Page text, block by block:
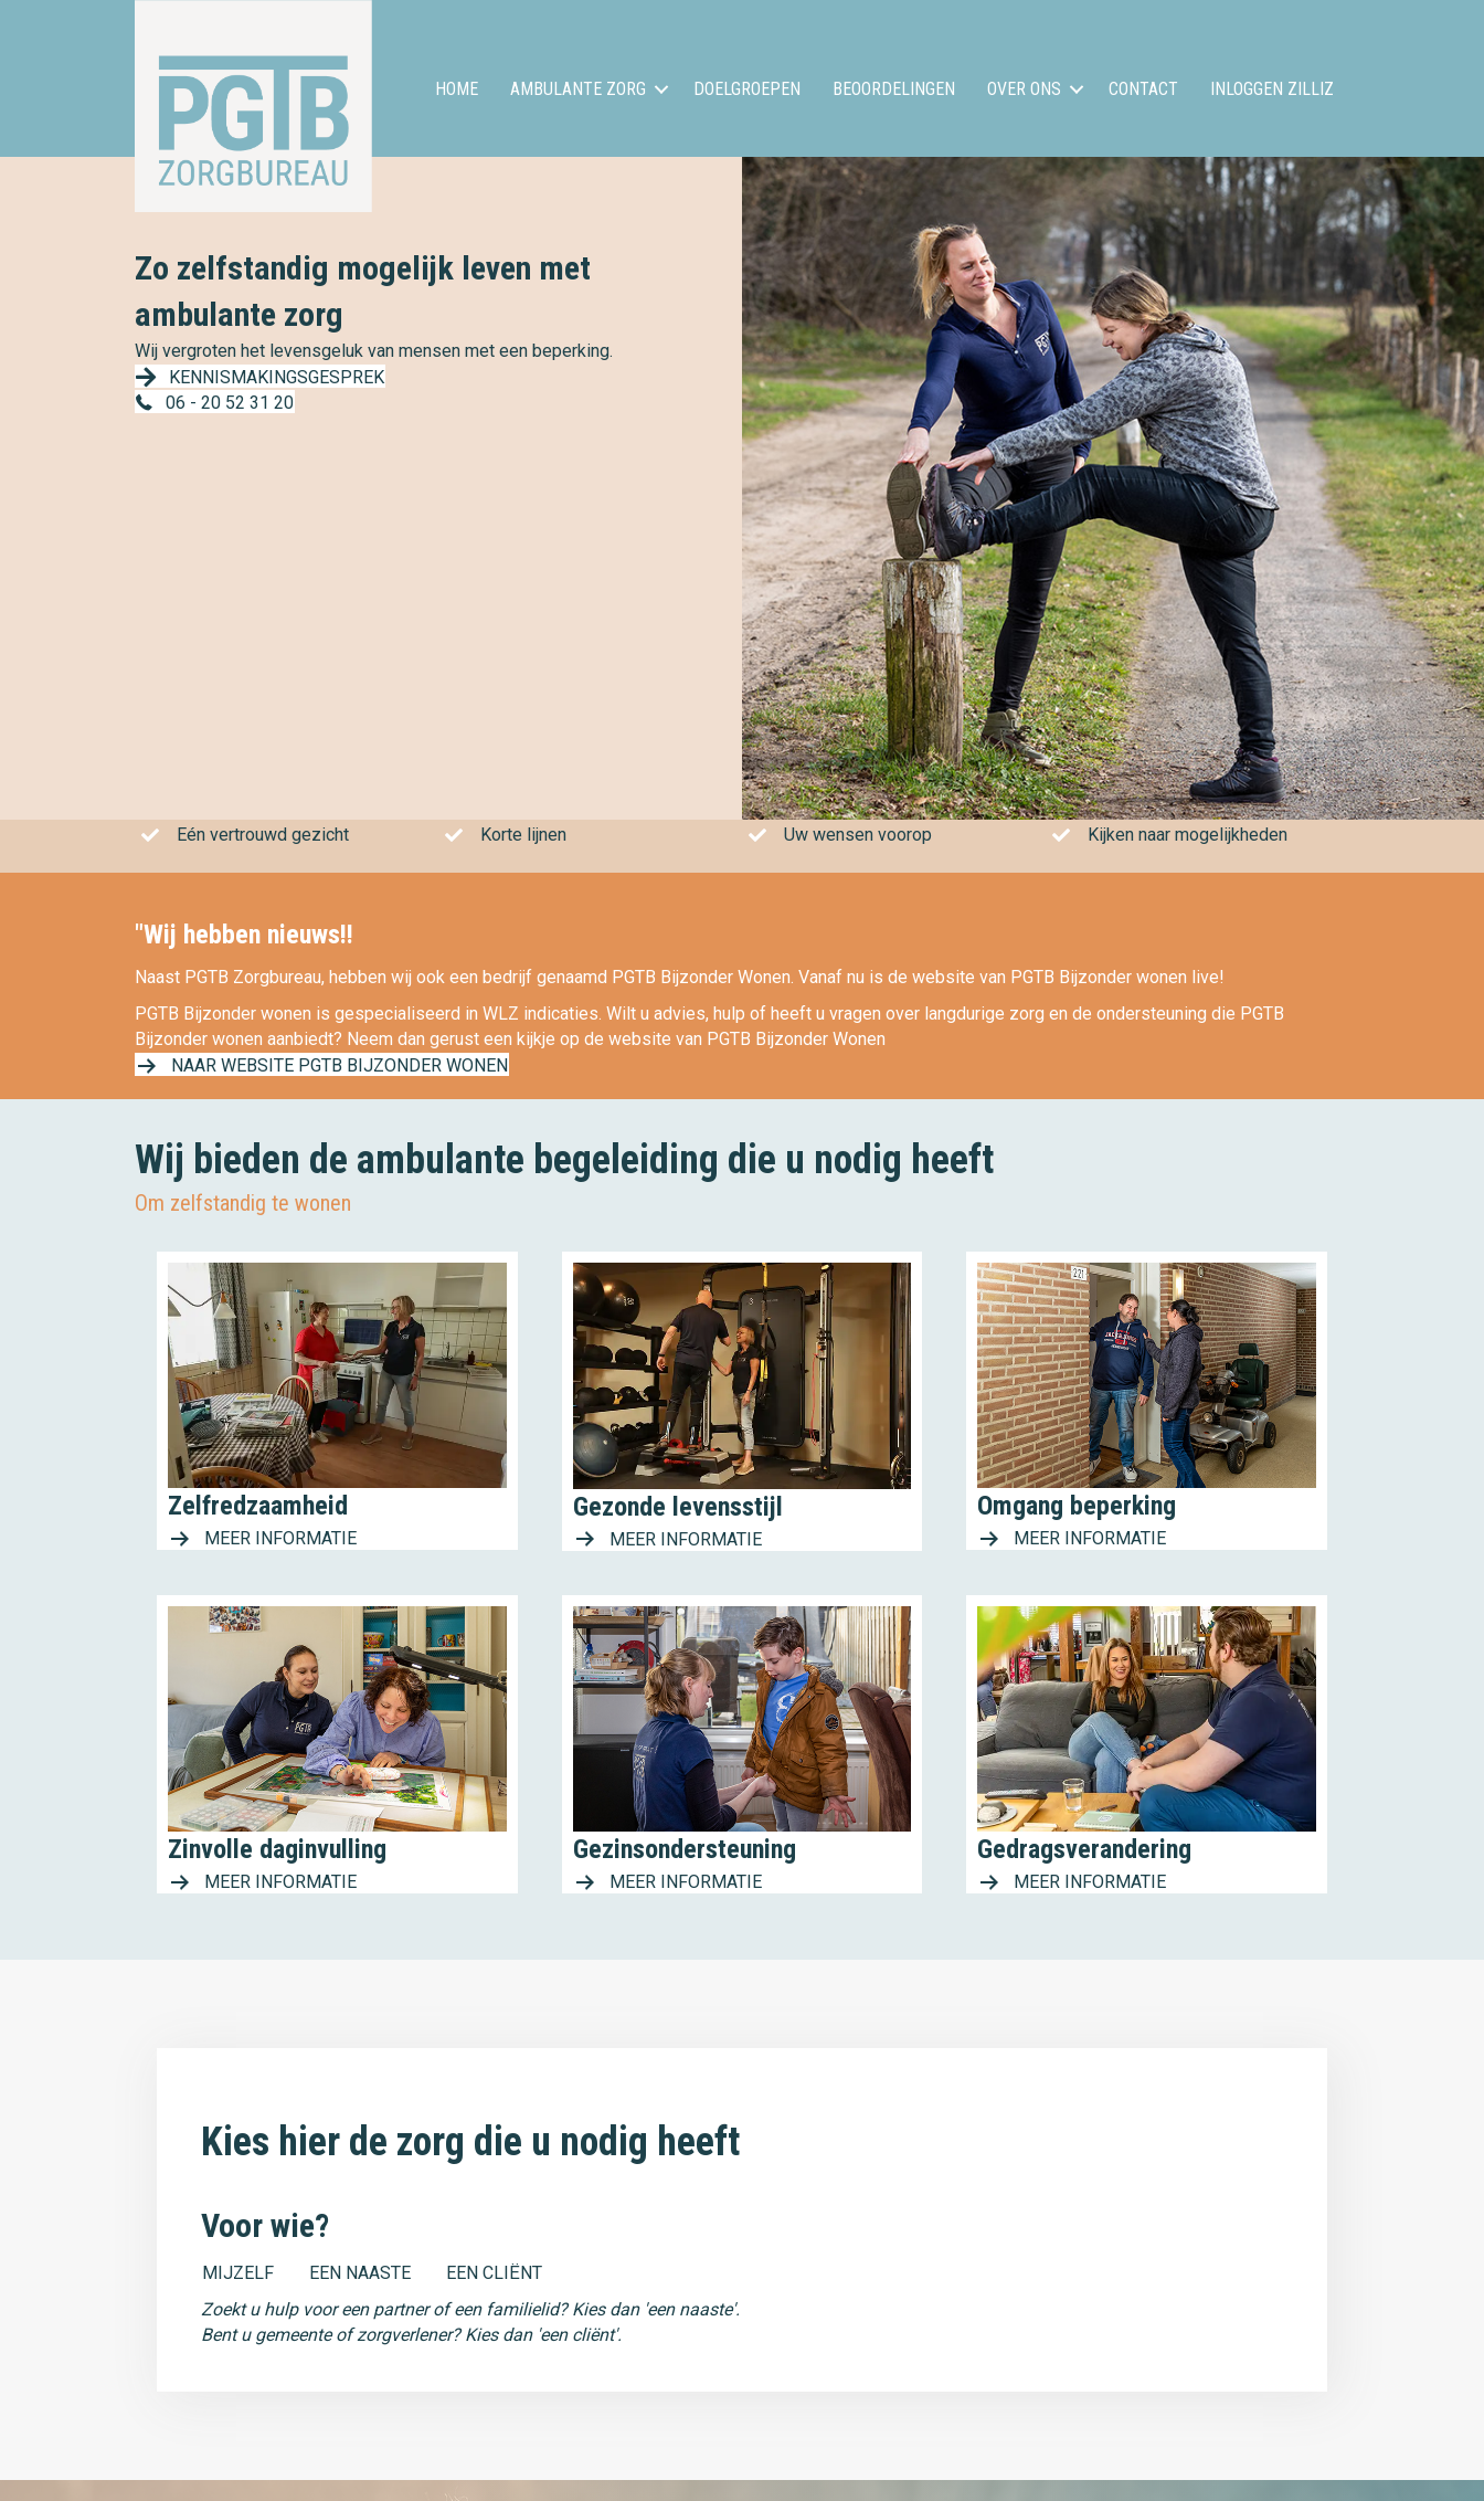
HOME AMBULANTE ZORG DOELGROEPEN BEOORDELINGEN OVER ONS CONTACT INLOGGEN ZILLIZ
Zo zelfstandig mogelijk leven met
ambulante zorg
Wij vergroten het levensgeluk van mensen met een beperking.
KENNISMAKINGSGESPREK
06 - 20 52 31 20
Eén vertrouwd gezicht Korte lijnen Uw wensen voorop Kijken naar mogelijkheden
"Wij hebben nieuws!!
Naast PGTB Zorgbureau, hebben wij ook een bedrijf genaamd PGTB Bijzonder Wonen. Vanaf nu is de website van PGTB Bijzonder wonen live!
PGTB Bijzonder wonen is gespecialiseerd in WLZ indicaties. Wilt u advies, hulp of heeft u vragen over langdurige zorg en de ondersteuning die PGTB
Bijzonder wonen aanbiedt? Neem dan gerust een kijkje op de website van PGTB Bijzonder Wonen
NAAR WEBSITE PGTB BIJZONDER WONEN
Wij bieden de ambulante begeleiding die u nodig heeft
Om zelfstandig te wonen
Zelfredzaamheid
MEER INFORMATIE
Gezonde levensstijl
MEER INFORMATIE
Omgang beperking
MEER INFORMATIE
Zinvolle daginvulling
MEER INFORMATIE
Gezinsondersteuning
MEER INFORMATIE
Gedragsverandering
MEER INFORMATIE
Kies hier de zorg die u nodig heeft
Voor wie?
MIJZELF EEN NAASTE
EEN CLIËNT
Zoekt u hulp voor een partner of een familielid? Kies dan 'een naaste'.
Bent u gemeente of zorgverlener? Kies dan 'een cliënt'.